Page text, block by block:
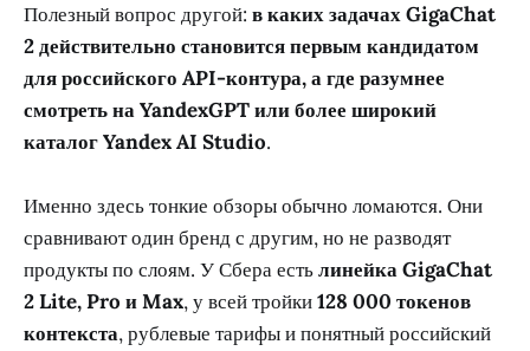
Полезный вопрос другой: в каких задачах GigaChat
2 действительно становится первым кандидатом
для российского API-контура, а где разумнее
смотреть на YandexGPT или более широкий
каталог Yandex AI Studio.
Именно здесь тонкие обзоры обычно ломаются. Они
сравнивают один бренд с другим, но не разводят
продукты по слоям. У Сбера естьлинейка GigaChat
2 Lite, Pro и Max, у всей тройки128 000 токенов
контекста, рублевые тарифы и понятный российский